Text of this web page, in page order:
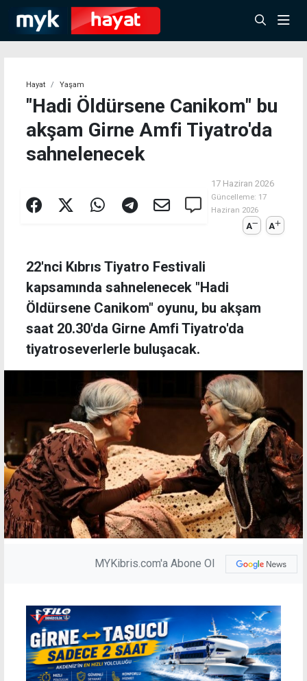
Hayat Yaşam
"Hadi Öldürsene Canikom" bu
akşam Girne Amfi Tiyatro'da
sahnelenecek
17 Haziran 2026
Güncelleme: 17
Haziran 2026
A A
22'nci Kıbrıs Tiyatro Festivali
kapsamında sahnelenecek "Hadi
Öldürsene Canikom" oyunu, bu akşam
saat 20.30'da Girne Amfi Tiyatro'da
tiyatroseverlerle buluşacak.
MYKibris.com'a Abone Ol